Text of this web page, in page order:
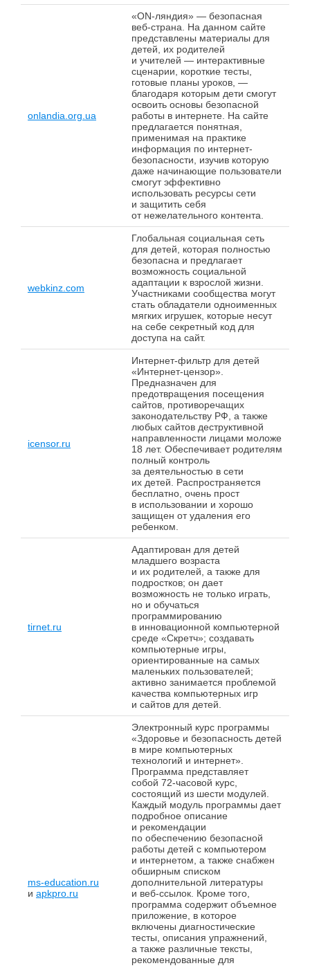
onlandia.org.ua
«ON-ляндия» — безопасная
веб-страна. На данном сайте
представлены материалы для
детей, их родителей
и учителей — интерактивные
сценарии, короткие тесты,
готовые планы уроков, —
благодаря которым дети смогут
освоить основы безопасной
работы в интернете. На сайте
предлагается понятная,
применимая на практике
информация по интернет-
безопасности, изучив которую
даже начинающие пользователи
смогут эффективно
использовать ресурсы сети
и защитить себя
от нежелательного контента.
webkinz.com
Глобальная социальная сеть
для детей, которая полностью
безопасна и предлагает
возможность социальной
адаптации к взрослой жизни.
Участниками сообщества могут
стать обладатели одноименных
мягких игрушек, которые несут
на себе секретный код для
доступа на сайт.
icensor.ru
Интернет-фильтр для детей
«Интернет-цензор».
Предназначен для
предотвращения посещения
сайтов, противоречащих
законодательству РФ, а также
любых сайтов деструктивной
направленности лицами моложе
18 лет. Обеспечивает родителям
полный контроль
за деятельностью в сети
их детей. Распространяется
бесплатно, очень прост
в использовании и хорошо
защищен от удаления его
ребенком.
tirnet.ru
Адаптирован для детей
младшего возраста
и их родителей, а также для
подростков; он дает
возможность не только играть,
но и обучаться
программированию
в инновационной компьютерной
среде «Скретч»; создавать
компьютерные игры,
ориентированные на самых
маленьких пользователей;
активно занимается проблемой
качества компьютерных игр
и сайтов для детей.
ms-education.ru
и apkpro.ru
Электронный курс программы
«Здоровье и безопасность детей
в мире компьютерных
технологий и интернет».
Программа представляет
собой 72-часовой курс,
состоящий из шести модулей.
Каждый модуль программы дает
подробное описание
и рекомендации
по обеспечению безопасной
работы детей с компьютером
и интернетом, а также снабжен
обширным списком
дополнительной литературы
и веб-ссылок. Кроме того,
программа содержит объемное
приложение, в которое
включены диагностические
тесты, описания упражнений,
а также различные тексты,
рекомендованные для